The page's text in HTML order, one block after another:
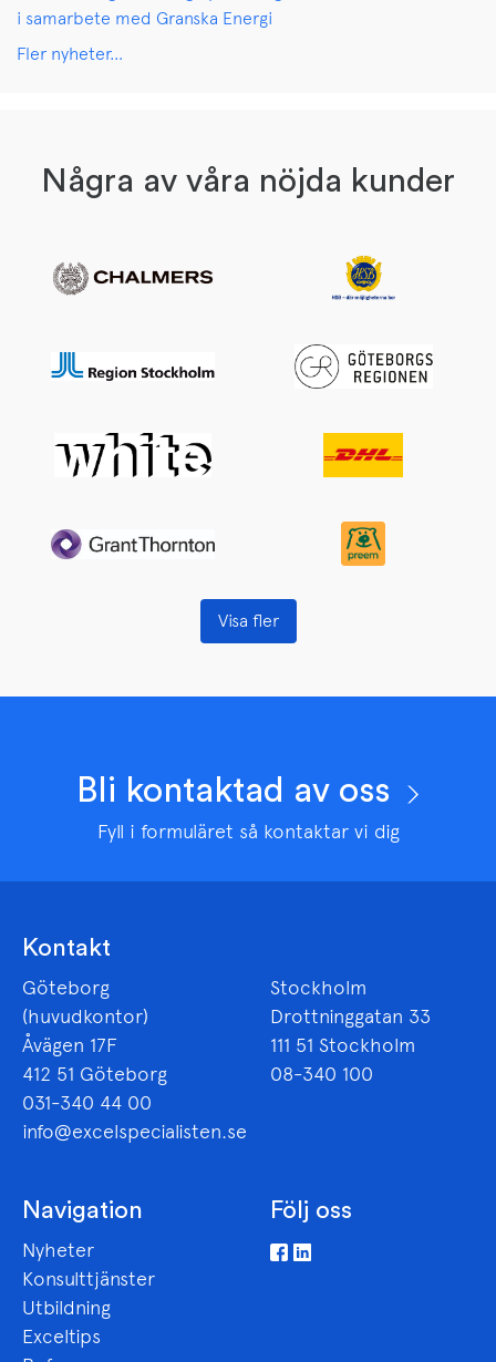
i samarbete med Granska Energi
Fler nyheter…
Några av våra nöjda kunder
Visa fler
Bli kontaktad av oss
Fyll i formuläret så kontaktar vi dig
Kontakt
Göteborg
(huvudkontor)
Åvägen 17F
412 51 Göteborg
031-340 44 00
info@excelspecialisten.se
Stockholm
Drottninggatan 33
111 51 Stockholm
08-340 100
Navigation
Nyheter
Konsulttjänster
Utbildning
Exceltips
Följ oss